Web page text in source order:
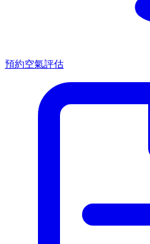
預約空氣評估